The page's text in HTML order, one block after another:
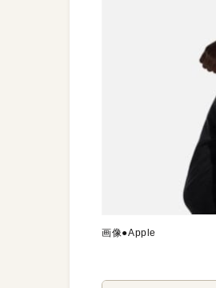
画像●Apple